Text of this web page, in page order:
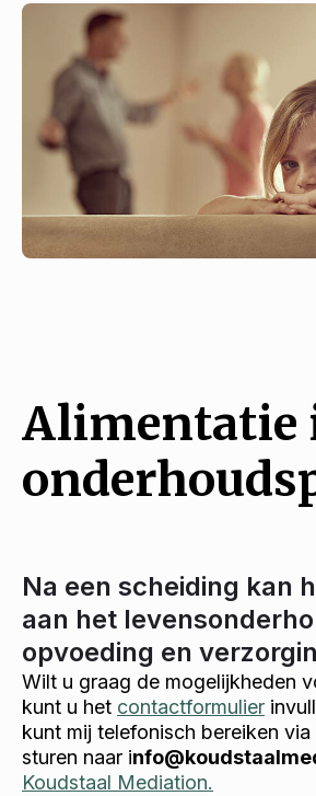
Alimentatie
Na een scheiding kan
aan het
opvoeding en
Wilt u graag de mogelijkheden
kunt u het contactformulier
kunt mij telefonisch bereiken via
sturen naar i
Koudstaal Mediation.